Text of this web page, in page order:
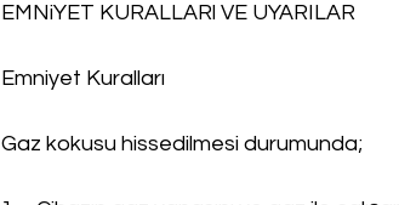
EMNiYET KURALLARl VE UYARILAR
Emniyet Kuralları
Gaz kokusu hissedilmesi durumunda;